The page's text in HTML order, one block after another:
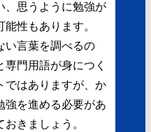
、思うように勉強が
性もあります。
い言葉を調べるの
専門用語が身につく
ではありますが、か
強を進める必要があ
きましょう。